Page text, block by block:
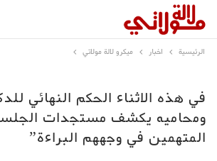
الرئيسية اخبار ميكرو لالة مولاتي
في هذه الاثناء الحكم النهائي
ومحاميه يكشف مستجدات
المتهمين في وجههم البراءة”